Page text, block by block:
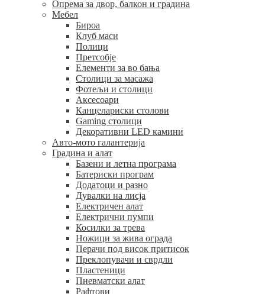
Опрема за двор, балкон и градина
Мебел
Бироа
Клуб маси
Полици
Претсобје
Елементи за во бања
Столици за масажа
Фотељи и столици
Аксесоари
Канцелариски столови
Gaming столици
Декоративни LED камини
Авто-мото галантерија
Градина и алат
Базени и летна програма
Батериски програм
Додатоци и разно
Дувалки на лисја
Електричен алат
Електрични пумпи
Косилки за трева
Ножици за жива ограда
Перачи под висок притисок
Преклопувачи и сврдли
Пластеници
Пневматски алат
Рафтови